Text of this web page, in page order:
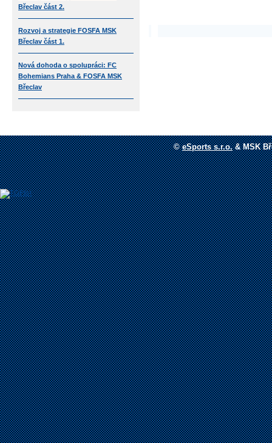
Břeclav část 2.
Rozvoj a strategie FOSFA MSK
Břeclav část 1.
Nová dohoda o spolupráci: FC
Bohemians Praha & FOSFA MSK
Břeclav
©eSports s.r.o.&MSK